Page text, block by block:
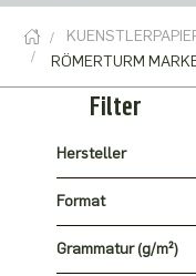
RÖMERTURM
Filter
Hersteller
Format
Grammatur (g/m²)